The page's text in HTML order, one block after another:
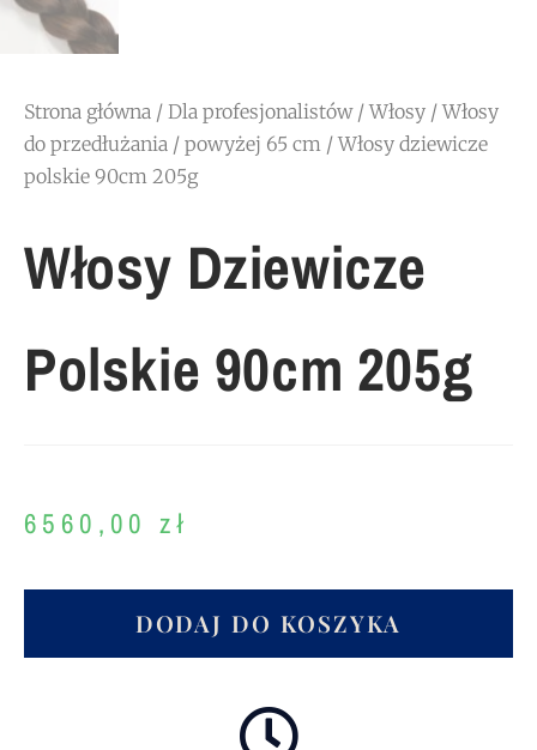
Strona główna / Dla profesjonalistów/Włosy /Włosy
do przedłużania / powyżej 65 cm / Włosy dziewicze
polskie 90cm 205g
Włosy Dziewicze
Polskie 90cm 205g
6560,00zł
DODAJ DO KOSZYKA